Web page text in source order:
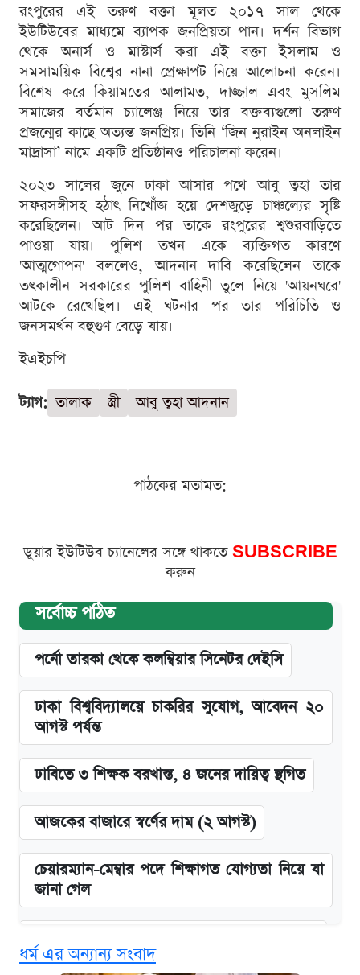
রংপুরের এই তরুণ বক্তা মূলত ২০১৭ সাল থেকে
ইউটিউবের মাধ্যমে ব্যাপক জনপ্রিয়তা পান। দর্শন বিভাগ
থেকে অনার্স ও মাস্টার্স করা এই বক্তা ইসলাম ও
সমসাময়িক বিশ্বের নানা প্রেক্ষাপট নিয়ে আলোচনা করেন।
বিশেষ করে কিয়ামতের আলামত, দাজ্জাল এবং মুসলিম
সমাজের বর্তমান চ্যালেঞ্জ নিয়ে তার বক্তব্যগুলো তরুণ
প্রজন্মের কাছে অত্যন্ত জনপ্রিয়। তিনি ‘জিন নুরাইন অনলাইন
মাদ্রাসা’ নামে একটি প্রতিষ্ঠানও পরিচালনা করেন।
২০২৩ সালের জুনে ঢাকা আসার পথে আবু ত্বহা তার
সফরসঙ্গীসহ হঠাৎ নিখোঁজ হয়ে দেশজুড়ে চাঞ্চল্যের সৃষ্টি
করেছিলেন। আট দিন পর তাকে রংপুরের শ্বশুরবাড়িতে
পাওয়া যায়। পুলিশ তখন একে ব্যক্তিগত কারণে
'আত্মগোপন' বললেও, আদনান দাবি করেছিলেন তাকে
তৎকালীন সরকারের পুলিশ বাহিনী তুলে নিয়ে 'আয়নঘরে'
আটকে রেখেছিল। এই ঘটনার পর তার পরিচিতি ও
জনসমর্থন বহুগুণ বেড়ে যায়।
ইএইচপি
ট্যাগ: তালাক স্ত্রী আবু ত্বহা আদনান
পাঠকের মতামত:
ডুয়ার ইউটিউব চ্যানেলের সঙ্গে থাকতে SUBSCRIBE
করুন
সর্বোচ্চ পঠিত
পর্নো তারকা থেকে কলম্বিয়ার সিনেটর দেইসি
ঢাকা বিশ্ববিদ্যালয়ে চাকরির সুযোগ, আবেদন ২০
আগস্ট পর্যন্ত
ঢাবিতে ৩ শিক্ষক বরখাস্ত, ৪ জনের দায়িত্ব স্থগিত
আজকের বাজারে স্বর্ণের দাম (২ আগস্ট)
চেয়ারম্যান-মেম্বার পদে শিক্ষাগত যোগ্যতা নিয়ে যা
জানা গেল
ধর্ম এর অন্যান্য সংবাদ